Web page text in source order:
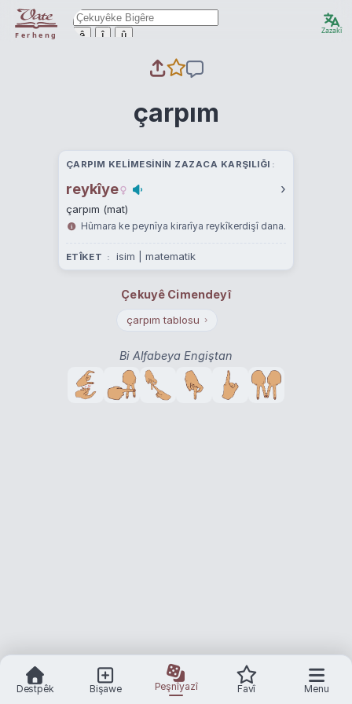
Ferheng ê î û Zazakî
çarpım
ÇARPIM KELIMESININ ZAZACA KARŞILIĞI
reykîye ›
çarpım (mat)
Hûmara ke peynîya kirarîya reykîkerdişî dana.
ETÎKET isim | matematik
Çekuyê Cimendeyî
çarpım tablosu ›
Bi Alfabeya Engiştan
Destpêk Bişawe Peşnîyazî Favî Menu